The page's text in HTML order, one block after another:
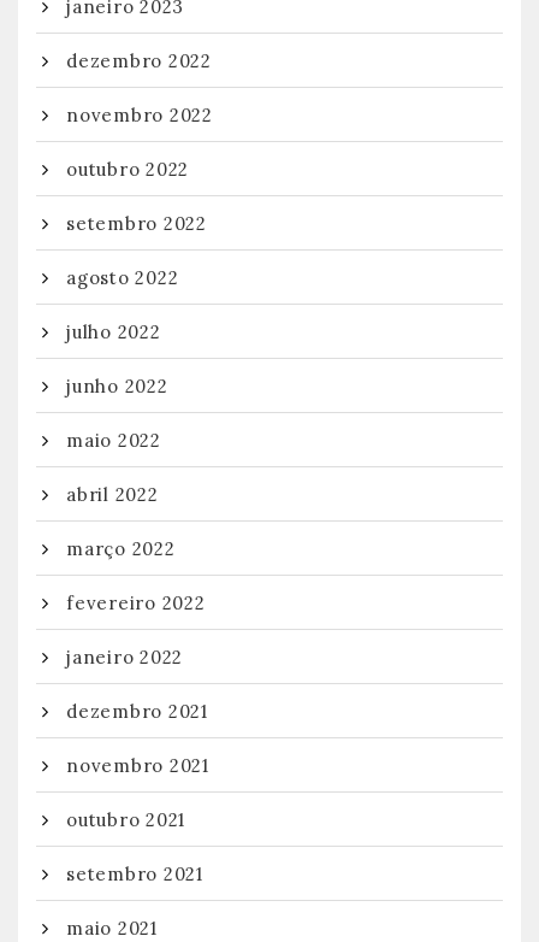
janeiro 2023
dezembro 2022
novembro 2022
outubro 2022
setembro 2022
agosto 2022
julho 2022
junho 2022
maio 2022
abril 2022
março 2022
fevereiro 2022
janeiro 2022
dezembro 2021
novembro 2021
outubro 2021
setembro 2021
maio 2021